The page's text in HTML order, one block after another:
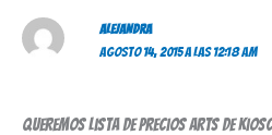
ALEJANDRA
AGOSTO 14, 2015 A LAS 12:18 AM
Queremos lista de precios arts de